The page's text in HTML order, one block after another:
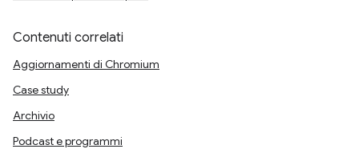
Contenuti correlati
Aggiornamenti di Chromium
Case study
Archivio
Podcast e programmi